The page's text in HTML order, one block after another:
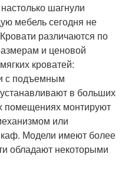
шагнули
мебель сегодня не
различаются по
и ценовой
кроватей:
с подъемным
в больших
помещениях монтируют
или
Модели имеют более
обладают некоторыми